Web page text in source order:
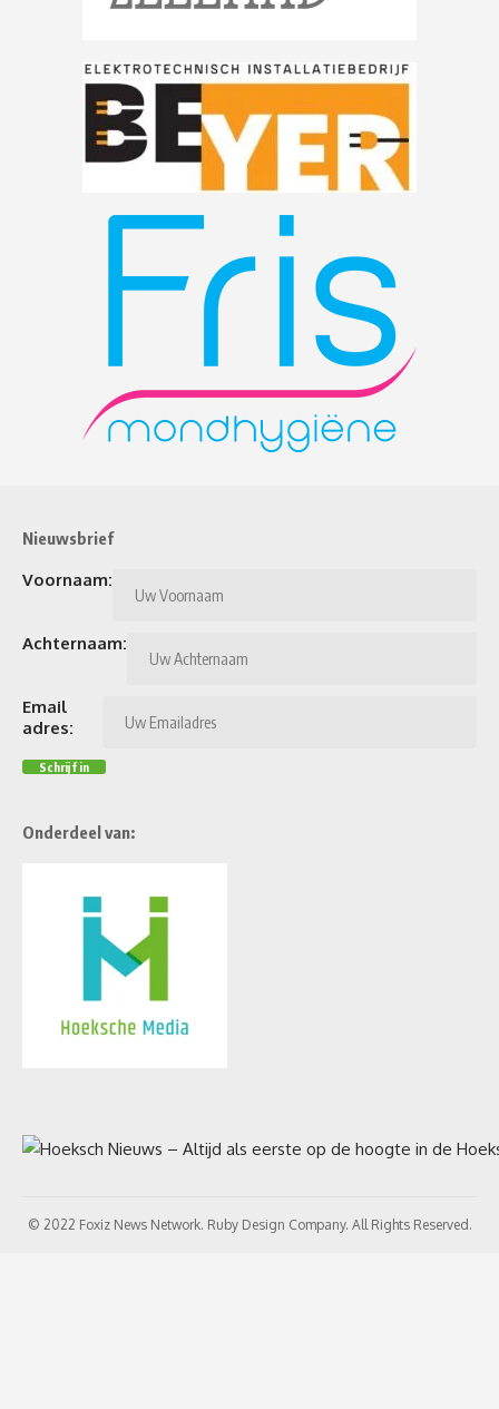
Nieuwsbrief
Voornaam:
Achternaam:
Email
adres:
Onderdeel van:
© 2022 Foxiz News Network. Ruby Design Company. All Rights Reserved.